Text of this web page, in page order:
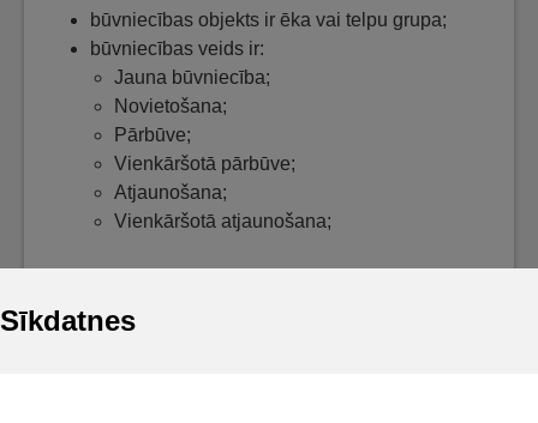
Sīkdatnes
būvniecības objekts ir ēka vai telpu grupa;
būvniecības veids ir:
Jauna būvniecība;
Novietošana;
Pārbūve;
Vienkāršotā pārbūve;
Atjaunošana;
Vienkāršotā atjaunošana;